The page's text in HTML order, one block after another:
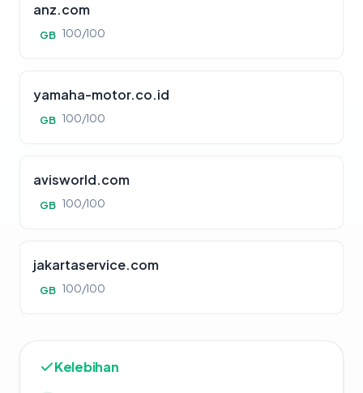
anz.com
GB 100/100
yamaha-motor.co.id
GB 100/100
avisworld.com
GB 100/100
jakartaservice.com
GB 100/100
Kelebihan